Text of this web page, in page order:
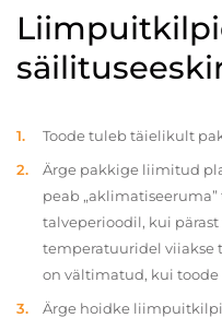
Toode tuleb täielikult
Ärge pakkige liimitud
peab
talveperioodil, kui
temperatuuridel viiakse
on vältimatud, kui
Ärge hoidke